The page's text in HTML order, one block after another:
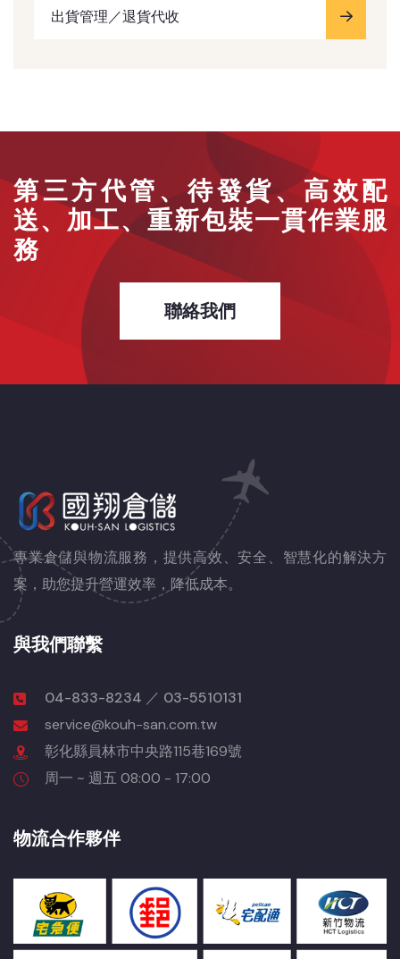
出貨管理／退貨代收
第三方代管、待發貨、高效配
送、加工、重新包裝一貫作業服
務
聯絡我們
專業倉儲與物流服務，提供高效、安全、智慧化的解決方
案，助您提升營運效率，降低成本。
與我們聯繫
04-833-8234 ／ 03-5510131
service@kouh-san.com.tw
彰化縣員林市中央路115巷169號
周一 ~ 週五 08:00 - 17:00
物流合作夥伴